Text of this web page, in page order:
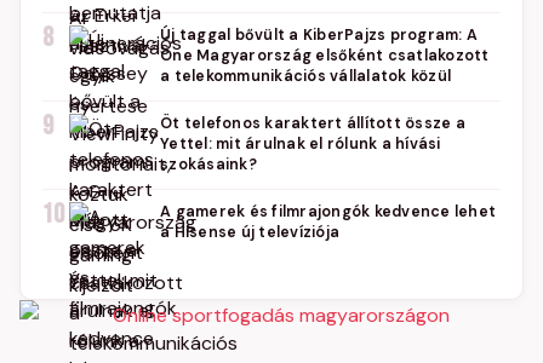
8
Új taggal bővült a KiberPajzs program: A
One Magyarország elsőként csatlakozott
a telekommunikációs vállalatok közül
9
Öt telefonos karaktert állított össze a
Yettel: mit árulnak el rólunk a hívási
szokásaink?
10
A gamerek és filmrajongók kedvence lehet
a Hisense új televíziója